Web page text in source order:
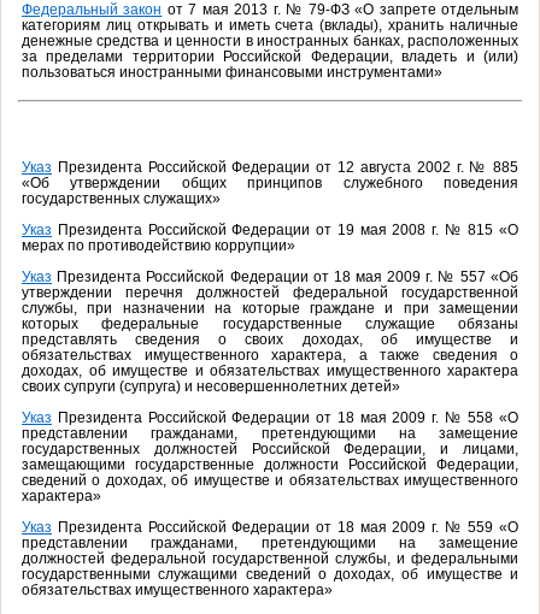
Федеральный закон от 7 мая 2013 г. № 79-ФЗ «О запрете отдельным
категориям лиц открывать и иметь счета (вклады), хранить наличные
денежные средства и ценности в иностранных банках, расположенных
за пределами территории Российской Федерации, владеть и (или)
пользоваться иностранными финансовыми инструментами»
Указ Президента Российской Федерации от 12 августа 2002 г. № 885
«Об утверждении общих принципов служебного поведения
государственных служащих»
Указ Президента Российской Федерации от 19 мая 2008 г. № 815 «О
мерах по противодействию коррупции»
Указ Президента Российской Федерации от 18 мая 2009 г. № 557 «Об
утверждении перечня должностей федеральной государственной
службы, при назначении на которые граждане и при замещении
которых федеральные государственные служащие обязаны
представлять сведения о своих доходах, об имуществе и
обязательствах имущественного характера, а также сведения о
доходах, об имуществе и обязательствах имущественного характера
своих супруги (супруга) и несовершеннолетних детей»
Указ Президента Российской Федерации от 18 мая 2009 г. № 558 «О
представлении гражданами, претендующими на замещение
государственных должностей Российской Федерации, и лицами,
замещающими государственные должности Российской Федерации,
сведений о доходах, об имуществе и обязательствах имущественного
характера»
Указ Президента Российской Федерации от 18 мая 2009 г. № 559 «О
представлении гражданами, претендующими на замещение
должностей федеральной государственной службы, и федеральными
государственными служащими сведений о доходах, об имуществе и
обязательствах имущественного характера»